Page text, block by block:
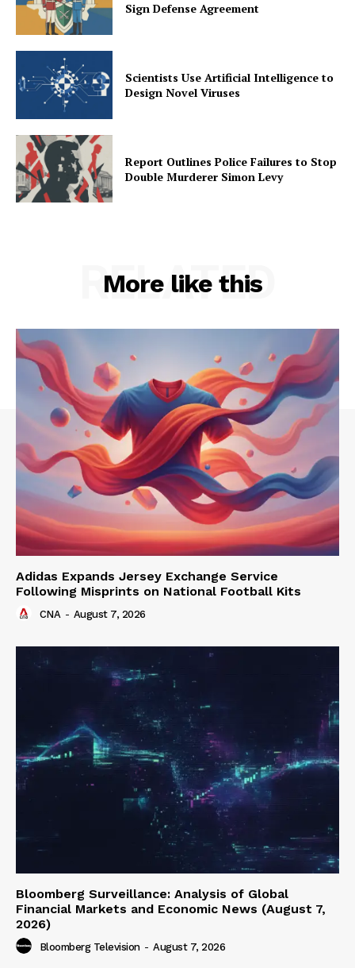
Sign Defense Agreement
Scientists Use Artificial Intelligence to
Design Novel Viruses
Report Outlines Police Failures to Stop
Double Murderer Simon Levy
More like this
RELATED
Adidas Expands Jersey Exchange Service
Following Misprints on National Football Kits
CNA - August 7, 2026
Bloomberg Surveillance: Analysis of Global
Financial Markets and Economic News (August 7,
2026)
Bloomberg Television - August 7, 2026